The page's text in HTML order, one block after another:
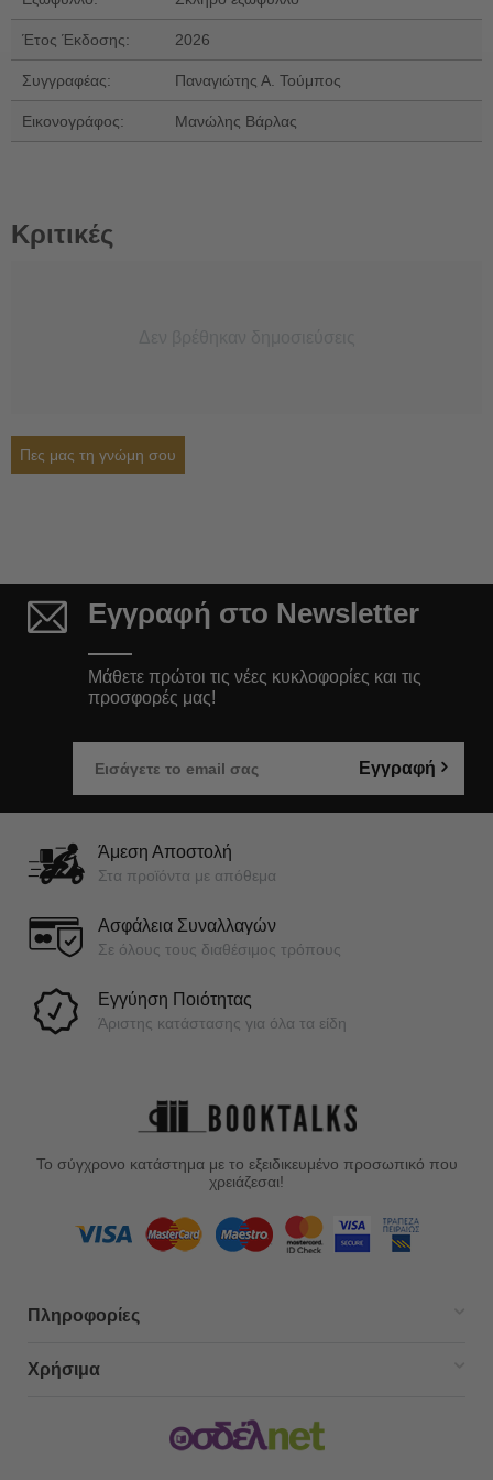
Έτος Έκδοσης: 2026
Συγγραφέας: Παναγιώτης Α. Τούμπος
Εικονογράφος: Μανώλης Βάρλας
Κριτικές
Πες μας τη γνώμη σου
Εγγραφή στο Newsletter
Μάθετε πρώτοι τις νέες κυκλοφορίες και τις
προσφορές μας!
Εγγραφή
Άμεση Αποστολή
Στα προϊόντα με απόθεμα
Ασφάλεια Συναλλαγών
Σε όλους τους διαθέσιμος τρόπους
Εγγύηση Ποιότητας
Άριστης κατάστασης για όλα τα είδη
Το σύγχρονο κατάστημα με το εξειδικευμένο προσωπικό που
χρειάζεσαι!
Πληροφορίες
Χρήσιμα